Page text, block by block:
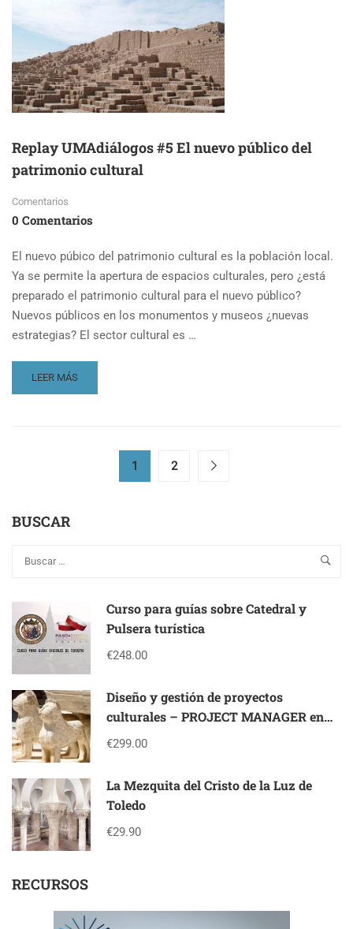
COMUNICACIÓN
PATRIMONIO
CULTURAL
Replay UMAdiálogos #5 El nuevo público del
patrimonio cultural
Comentarios
0 Comentarios
El nuevo púbico del patrimonio cultural es la población local.
Ya se permite la apertura de espacios culturales, pero ¿está
preparado el patrimonio cultural para el nuevo público?
Nuevos públicos en los monumentos y museos ¿nuevas
estrategias? El sector cultural es …
READ
MORE
DEL
LEER MÁS
1 2
BUSCAR
Curso para guías sobre Catedral y
Pulsera turística
€248.00
Diseño y gestión de proyectos
culturales – PROJECT MANAGER en
patrimonio cultural
€299.00
La Mezquita del Cristo de la Luz de
Toledo
€29.90
RECURSOS